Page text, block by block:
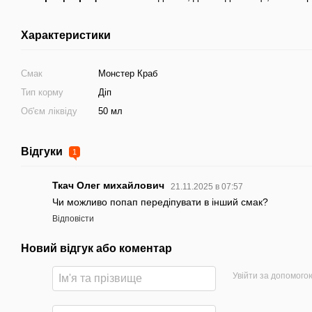
Характеристики
Смак
Монстер Краб
Тип корму
Діп
Об'єм ліквіду
50 мл
Відгуки 1
Ткач Олег михайлович 21.11.2025 в 07:57
Чи можливо попап передіпувати в інший смак?
Відповісти
Новий відгук або коментар
Увійти за